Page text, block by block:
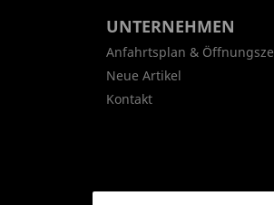
UNTERNEHMEN
Anfahrtsplan &
Neue Artikel
Kontakt